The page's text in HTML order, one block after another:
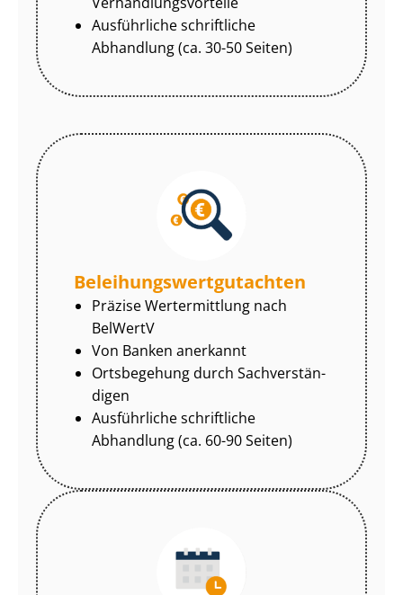
Ausführliche schriftliche
Abhandlung (ca. 30-50 Seiten)
Be­lei­hungs­wert­gut­ach­ten
Präzise Wertermittlung nach
BelWertV
Von Banken anerkannt
Ortsbegehung durch Sach­ver­stän­
di­gen
Ausführliche schriftliche
Abhandlung (ca. 60-90 Seiten)